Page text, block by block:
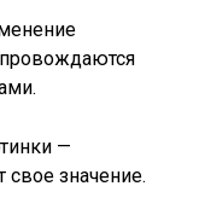
—
значение.